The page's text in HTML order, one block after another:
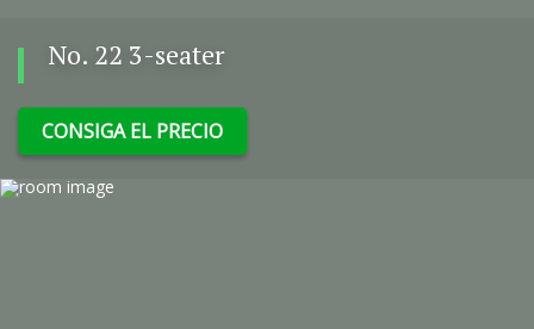
No. 22 3-seater
CONSIGA EL PRECIO